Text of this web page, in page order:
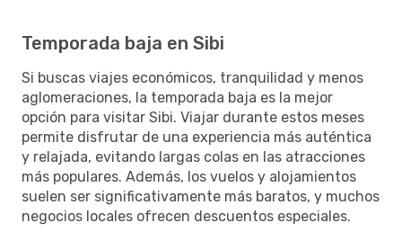
Temporada baja en Sibi
Si buscas viajes económicos, tranquilidad y menos
aglomeraciones, la temporada baja es la mejor
opción para visitar Sibi. Viajar durante estos meses
permite disfrutar de una experiencia más auténtica
y relajada, evitando largas colas en las atracciones
más populares. Además, los vuelos y alojamientos
suelen ser significativamente más baratos, y muchos
negocios locales ofrecen descuentos especiales.